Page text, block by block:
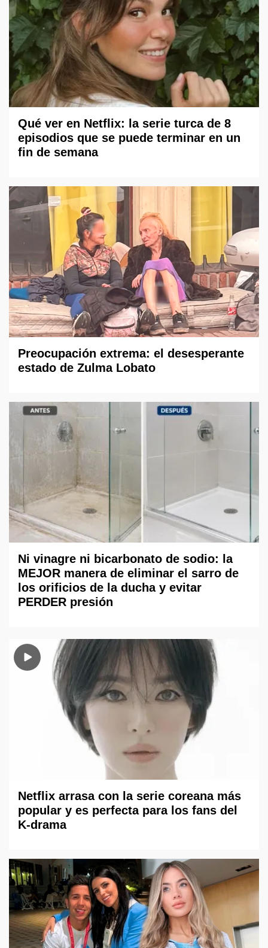
Qué ver en Netflix: la serie turca de 8
episodios que se puede terminar en un
fin de semana
Preocupación extrema: el desesperante
estado de Zulma Lobato
Ni vinagre ni bicarbonato de sodio: la
MEJOR manera de eliminar el sarro de
los orificios de la ducha y evitar
PERDER presión
Netflix arrasa con la serie coreana más
popular y es perfecta para los fans del
K-drama